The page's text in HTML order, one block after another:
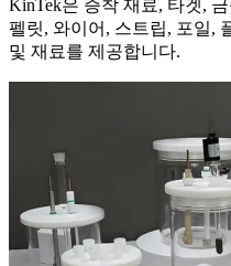
KinTek은 증착 재료, 타겟,
펠릿, 와이어, 스트립, 포일,
및 재료를 제공합니다.